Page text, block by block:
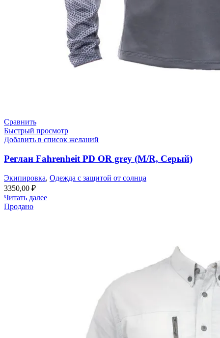
Сравнить
Быстрый просмотр
Добавить в список желаний
Реглан Fahrenheit PD OR grey (M/R, Серый)
Экипировка, Одежда с защитой от солнца
3350,00 ₽
Читать далее
Продано